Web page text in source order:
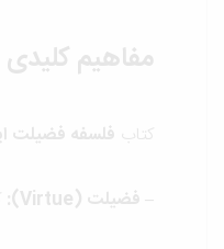
مفاهیم
کتاب فلسفه فضیلت
– فضیلت (Virtue):